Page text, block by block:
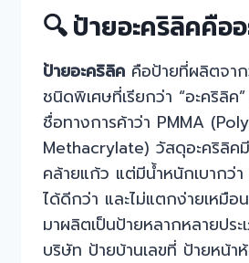
🔍 ป้ายอะคริลิคคืออ
ป้ายอะคริลิคคือป้ายที่ผลิตจา
ชนิดพิเศษที่เรียกว่า “อะคริลิค
ชื่อทางการค้าว่า PMMA
Methacrylate) วัสดุอะคริลิค
คล้ายแก้ว แต่มีน้ำหนักเบากว่
ได้ดีกว่า และไม่แตกง่ายเหมือ
มาผลิตเป็นป้ายหลากหลายปร
บริษัท ป้ายบ้านเลขที่ ป้ายหน้า